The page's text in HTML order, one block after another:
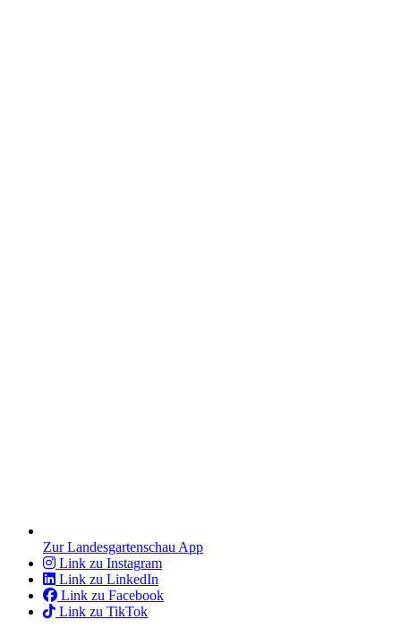
Zur Landesgartenschau App
Link zu Instagram
Link zu LinkedIn
Link zu Facebook
Link zu TikTok